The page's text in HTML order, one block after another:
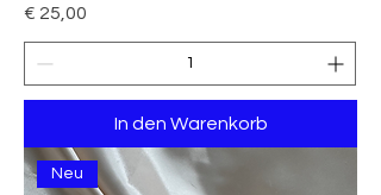
Preis
€ 25,00
In den Warenkorb
Neu